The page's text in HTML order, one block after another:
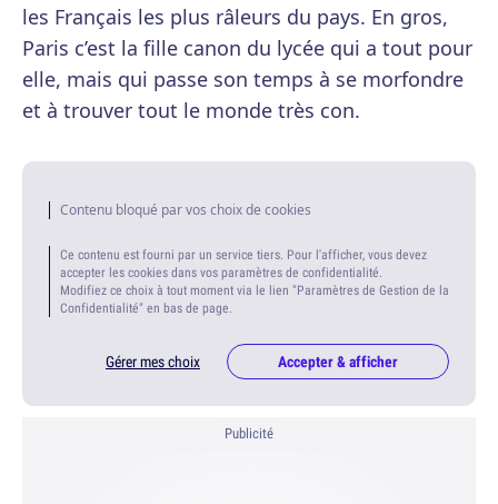
les Français les plus râleurs du pays. En gros,
Paris c’est la fille canon du lycée qui a tout pour
elle, mais qui passe son temps à se morfondre
et à trouver tout le monde très con.
Contenu bloqué par vos choix de cookies
Ce contenu est fourni par un service tiers. Pour l'afficher, vous devez
accepter les cookies dans vos paramètres de confidentialité.
Modifiez ce choix à tout moment via le lien "Paramètres de Gestion de la
Confidentialité" en bas de page.
Gérer mes choix Accepter & afficher
Publicité